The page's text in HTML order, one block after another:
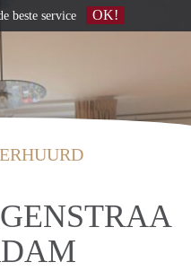
beste service OK!